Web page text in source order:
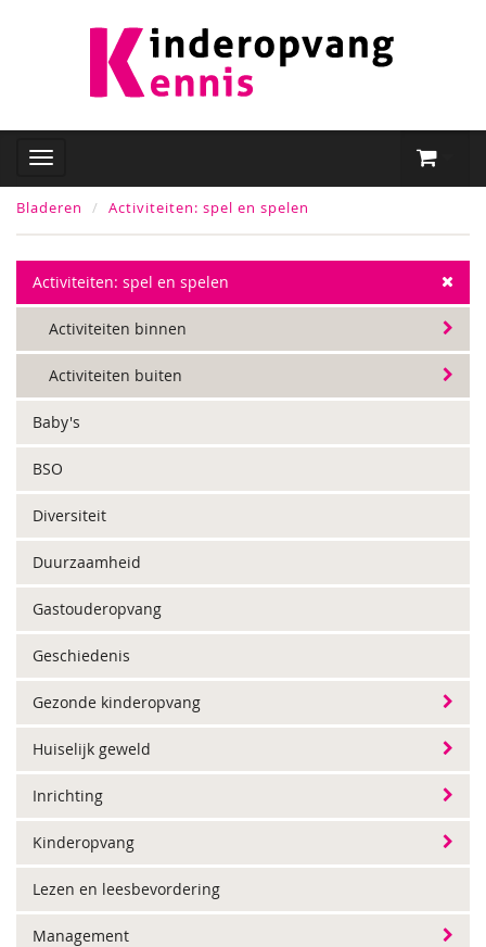
Bladeren Activiteiten: spel en spelen
Activiteiten: spel en spelen
Activiteiten binnen
Activiteiten buiten
Baby's
BSO
Diversiteit
Duurzaamheid
Gastouderopvang
Geschiedenis
Gezonde kinderopvang
Huiselijk geweld
Inrichting
Kinderopvang
Lezen en leesbevordering
Management